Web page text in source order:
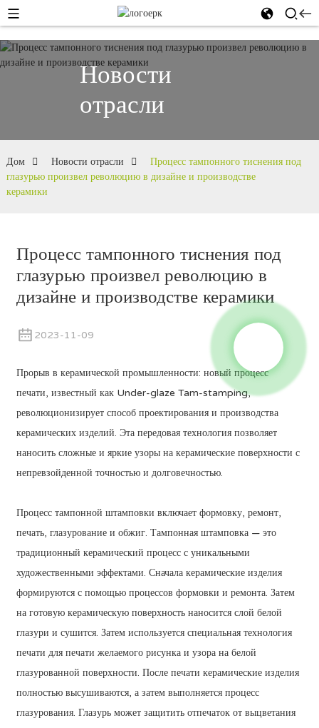
Новости
отрасли
Дом Новости отрасли
Процесс тампонного тиснения под
глазурью произвел революцию в дизайне и производстве
керамики
Процесс тампонного тиснения под
глазурью произвел революцию в
дизайне и производстве керамики
2023-11-09
Прорыв в керамической промышленности: новый процесс
печати, известный как Under-glaze Tam-stamping,
революционизирует способ проектирования и производства
керамических изделий. Эта передовая технология позволяет
наносить сложные и яркие узоры на керамические поверхности с
непревзойденной точностью и долговечностью.
Процесс тампонной штамповки включает формовку, ремонт,
печать, глазурование и обжиг. Тампонная штамповка — это
традиционный керамический процесс с уникальными
художественными эффектами. Сначала керамические изделия
формируются с помощью процессов формовки и ремонта. Затем
на готовую керамическую поверхность наносится слой белой
глазури и сушится. Затем используется специальная технология
печати для печати желаемого рисунка и узора на белой
глазурованной поверхности. После печати керамические изделия
полностью высушиваются, а затем выполняется процесс
глазурования. Глазурь может защитить отпечаток от выцветания